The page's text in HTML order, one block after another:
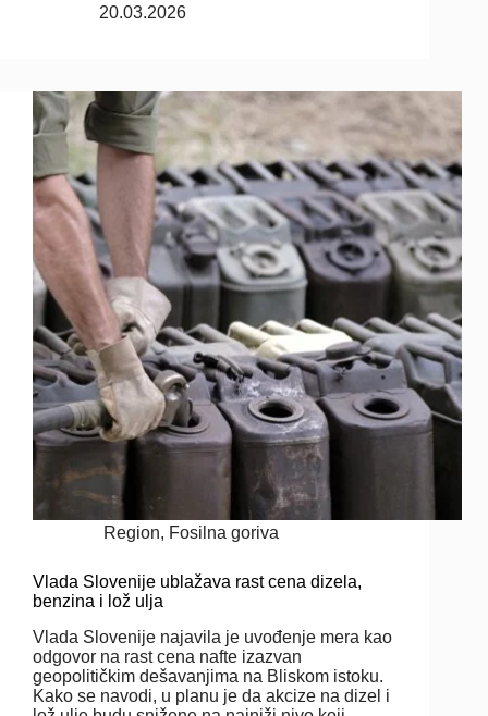
20.03.2026
Region, Fosilna goriva
Vlada Slovenije ublažava rast cena dizela,
benzina i lož ulja
Vlada Slovenije najavila je uvođenje mera kao
odgovor na rast cena nafte izazvan
geopolitičkim dešavanjima na Bliskom istoku.
Kako se navodi, u planu je da akcize na dizel i